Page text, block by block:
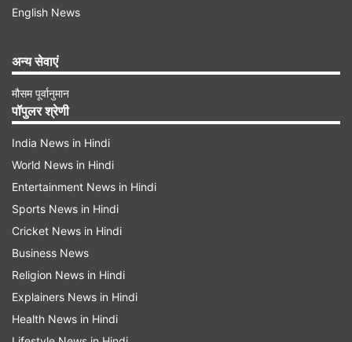
क्यों उछला बाजार
पीटीआई के मुताबित,जियोजित इन्वेस्टमेंट लिमिटेड के मुख्य
निवेश रणनीतिकार वीके विजयकुमार ने कहा कि बाजार की
मजबूती में योगदान देने वाला मुख्य कारक पिछले आठ दिनों में
एफआईआई द्वारा की गई निरंतर खरीदारी है। एफआईआई ने
English News
अन्य सेवाएं
मौसम पूर्वानुमान
पॉपुलर श्रेणी
India News in Hindi
World News in Hindi
Entertainment News in Hindi
Sports News in Hindi
Cricket News in Hindi
Business News
Religion News in Hindi
Explainers News in Hindi
Health News in Hindi